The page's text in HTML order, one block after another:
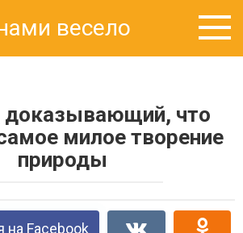
весело
доказывающий, что
милое творение
природы
на Facebook